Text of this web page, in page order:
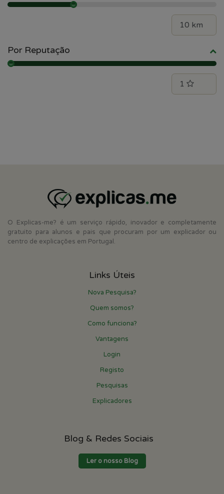
Por Reputação
O Explicas-me? é um serviço rápido, inovador e completamente
gratuito para alunos e pais que procuram por um explicador ou
centro de explicações em Portugal.
Links Úteis
Nova Pesquisa?
Quem somos?
Como funciona?
Vantagens
Login
Registo
Pesquisas
Explicadores
Blog & Redes Sociais
Ler o nosso Blog